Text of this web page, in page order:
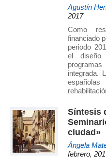
Investigación
en
Arquitectura,
Urbanismo
Agustín
2017
Como
financiado
periodo
el
integrada.
Síntesis
ciudad»
Ángela
febrero,